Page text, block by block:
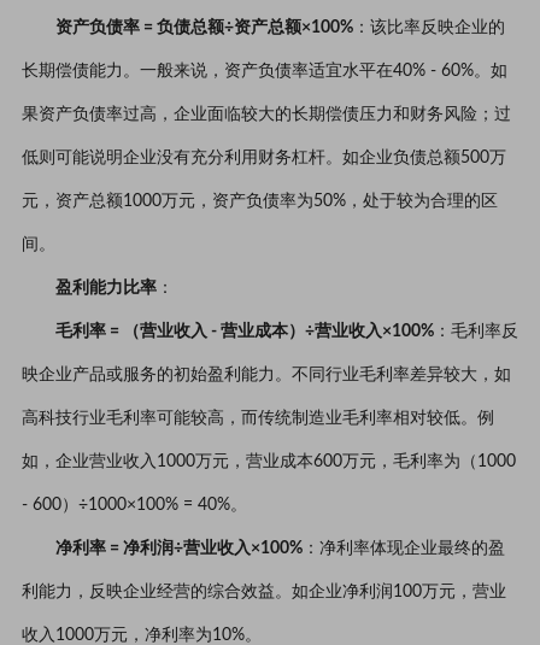
资产负债率 = 负债总额÷资产总额×100%：该比率反映企业的
长期偿债能力。一般来说，资产负债率适宜水平在40% - 60%。如
果资产负债率过高，企业面临较大的长期偿债压力和财务风险；过
低则可能说明企业没有充分利用财务杠杆。如企业负债总额500万
元，资产总额1000万元，资产负债率为50%，处于较为合理的区
间。
盈利能力比率：
毛利率 = （营业收入 - 营业成本）÷营业收入×100%：毛利率反
映企业产品或服务的初始盈利能力。不同行业毛利率差异较大，如
高科技行业毛利率可能较高，而传统制造业毛利率相对较低。例
如，企业营业收入1000万元，营业成本600万元，毛利率为（1000
- 600）÷1000×100% = 40%。
净利率 = 净利润÷营业收入×100%：净利率体现企业最终的盈
利能力，反映企业经营的综合效益。如企业净利润100万元，营业
收入1000万元，净利率为10%。